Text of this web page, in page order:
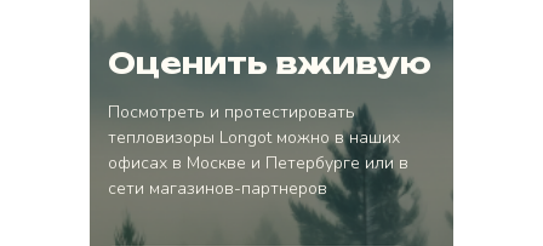
Оценить вживую
Посмотреть и протестировать
тепловизоры Longot можно в наших
офисах в Москве и Петербурге или в
сети магазинов-партнеров